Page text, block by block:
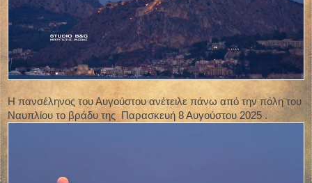
Η πανσέληνος του Αυγούστου ανέτειλε πάνω από την πόλη του
Ναυπλίου το βράδυ της Παρασκευή 8 Αυγούστου 2025 .